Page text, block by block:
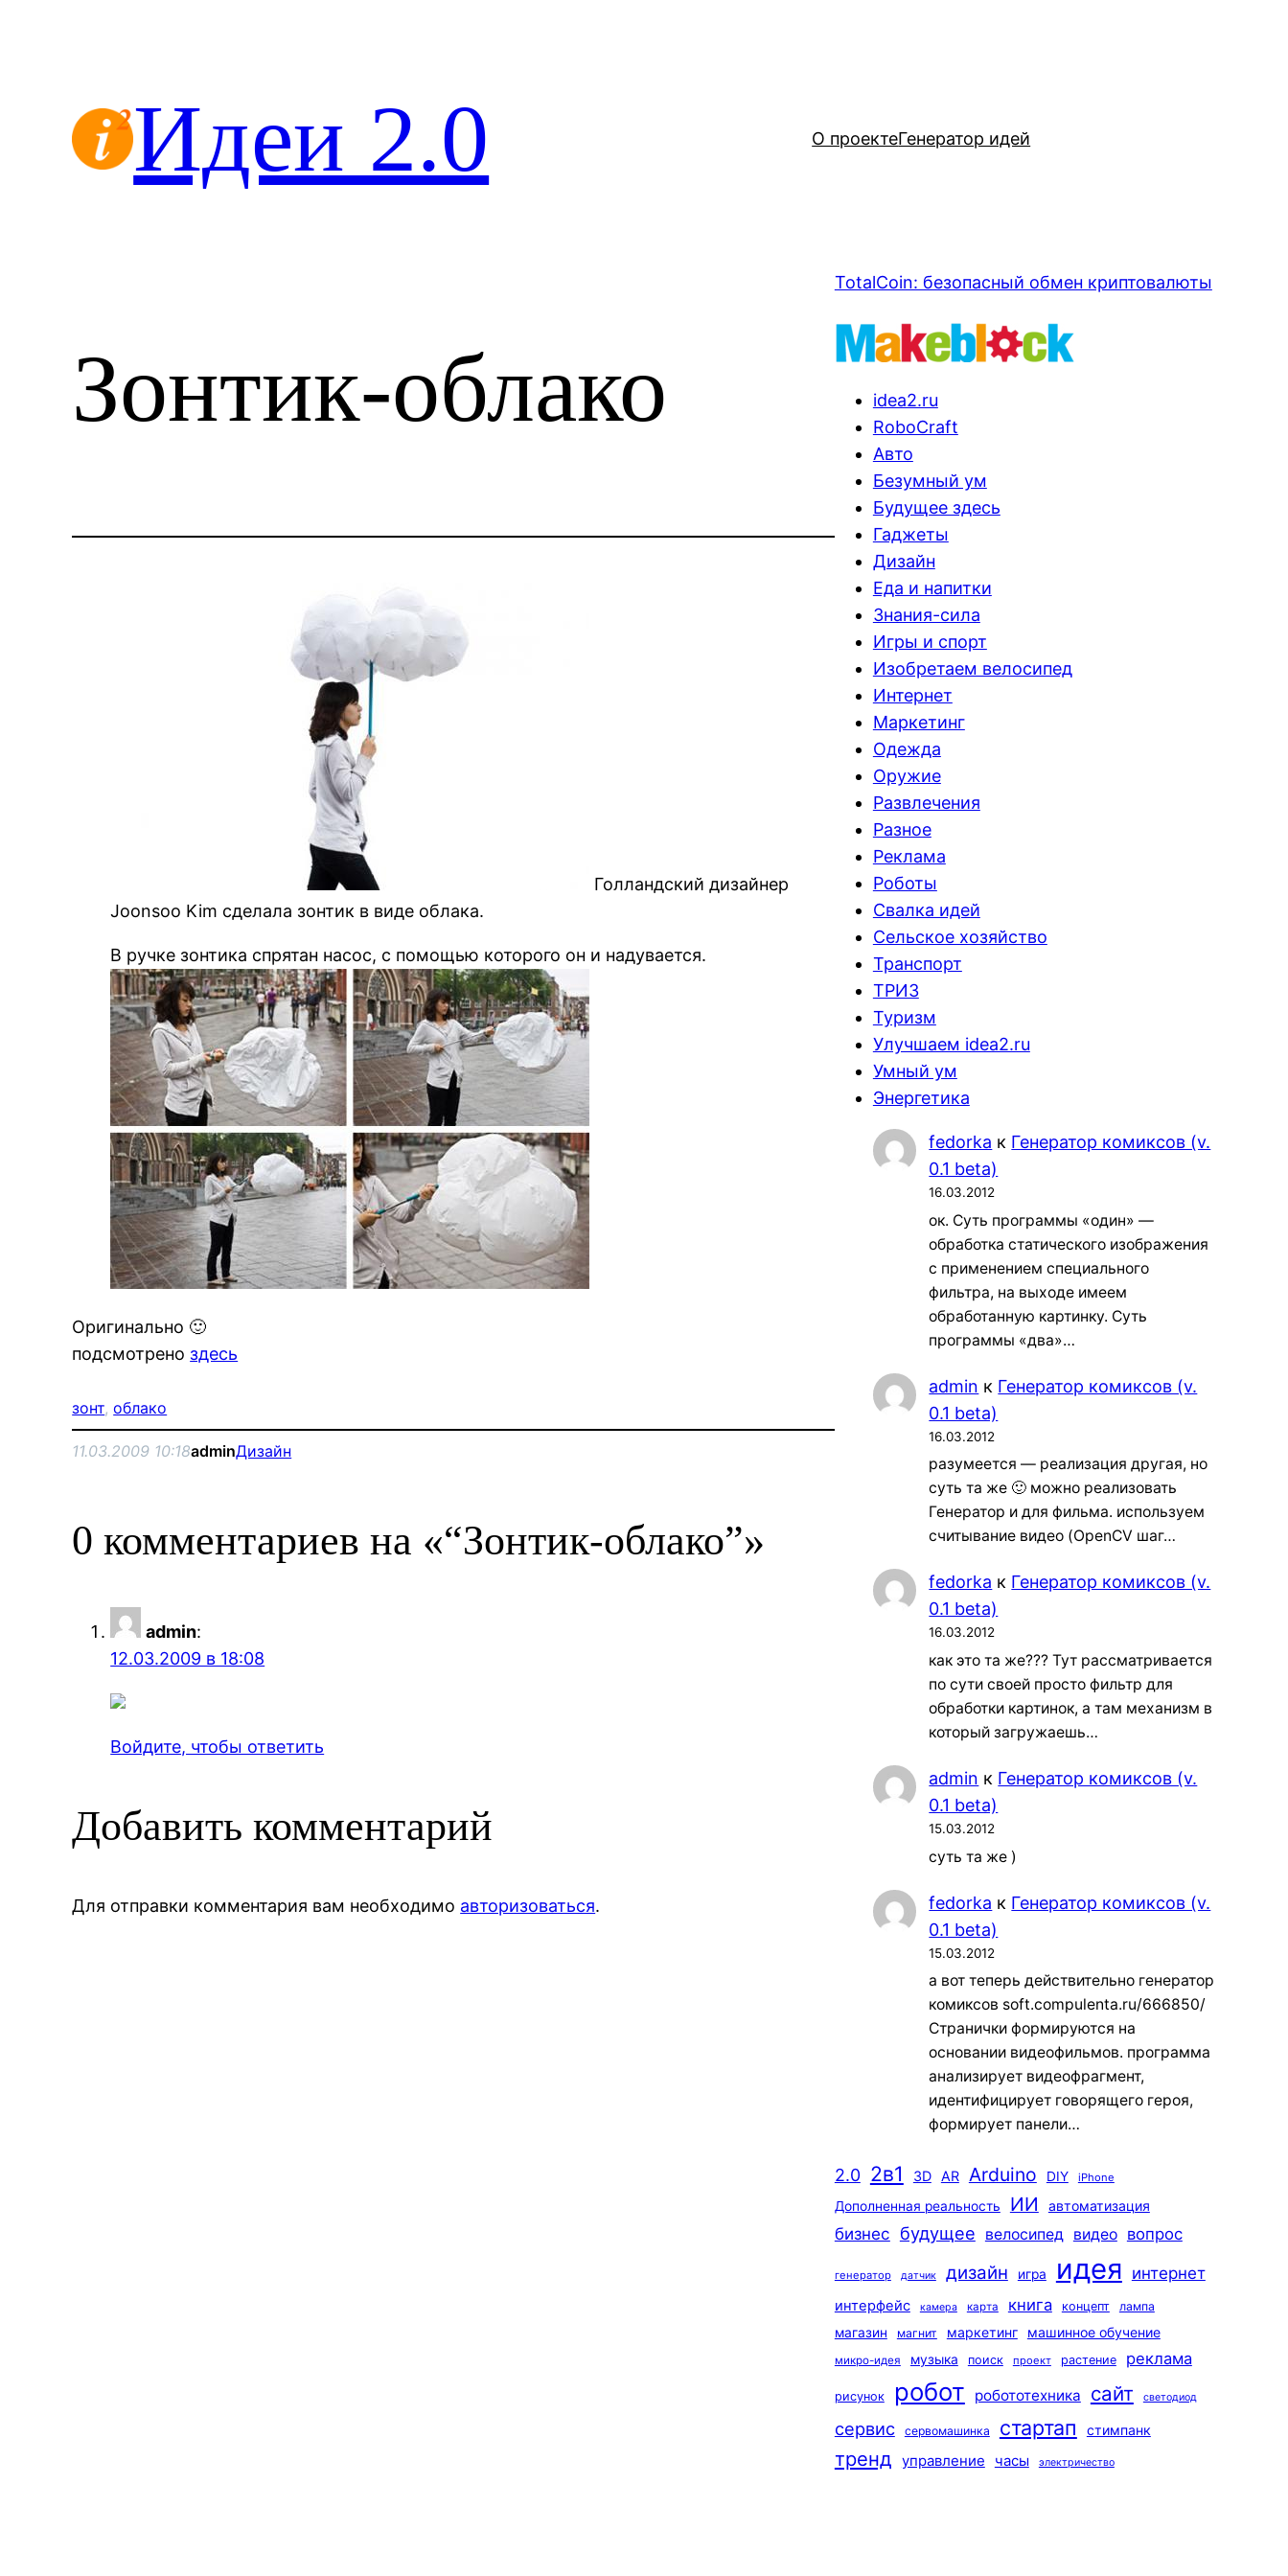
Идеи 2.0 О проектеГенератор идей
Зонтик-облако
Голландский дизайнер
Joonsoo Kim сделала зонтик в виде облака.
В ручке зонтика спрятан насос, с помощью которого он и надувается.
Оригинально 🙂
подсмотрено здесь
зонт, облако
11.03.2009 10:18adminДизайн
0 комментариев на «“Зонтик-облако”»
admin:
12.03.2009 в 18:08
Войдите, чтобы ответить
Добавить комментарий
Для отправки комментария вам необходимо авторизоваться.
TotalCoin: безопасный обмен криптовалюты
idea2.ru
RoboCraft
Авто
Безумный ум
Будущее здесь
Гаджеты
Дизайн
Еда и напитки
Знания-сила
Игры и спорт
Изобретаем велосипед
Интернет
Маркетинг
Одежда
Оружие
Развлечения
Разное
Реклама
Роботы
Свалка идей
Сельское хозяйство
Транспорт
ТРИЗ
Туризм
Улучшаем idea2.ru
Умный ум
Энергетика
fedorka к Генератор комиксов (v.
0.1 beta)
16.03.2012
ок. Суть программы «один» —
обработка статического изображения
с применением специального
фильтра, на выходе имеем
обработанную картинку. Суть
программы «два»…
admin к Генератор комиксов (v.
0.1 beta)
16.03.2012
разумеется — реализация другая, но
суть та же 🙂 можно реализовать
Генератор и для фильма. используем
считывание видео (OpenCV шаг…
fedorka к Генератор комиксов (v.
0.1 beta)
16.03.2012
как это та же??? Тут рассматривается
по сути своей просто фильтр для
обработки картинок, а там механизм в
который загружаешь…
admin к Генератор комиксов (v.
0.1 beta)
15.03.2012
суть та же )
fedorka к Генератор комиксов (v.
0.1 beta)
15.03.2012
а вот теперь действительно генератор
комиксов soft.compulenta.ru/666850/
Странички формируются на
основании видеофильмов. программа
анализирует видеофрагмент,
идентифицирует говорящего героя,
формирует панели…
2.0 2в1 3D AR Arduino DIY iPhone
Дополненная реальность ИИ автоматизация
бизнес будущее велосипед видео вопрос
генератор датчик дизайн игра идея интернет
интерфейс камера карта книга концепт лампа
магазин магнит маркетинг машинное обучение
микро-идея музыка поиск проект растение реклама
рисунок робот робототехника сайт светодиод
сервис сервомашинка стартап стимпанк
тренд управление часы электричество